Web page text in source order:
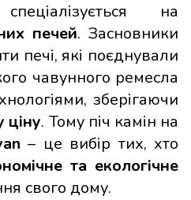
на
печей. Засновники
печі, які поєднували
чавунного ремесла
зберігаючи
ціну. Тому піч камін на
– це вибір тих, хто
та екологічне
свого дому.